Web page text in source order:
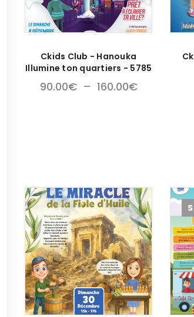
Ckids Club - Hanouka
Illumine ton quartiers - 5785
90.00€ – 160.00€